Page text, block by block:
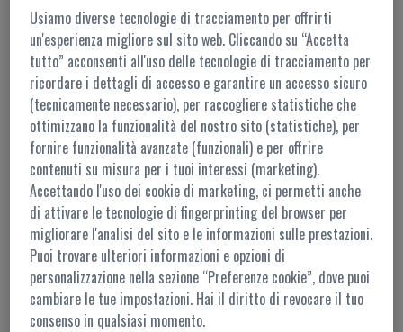
ACCESSO AL PORTALE
I contenuti di questo portale sono accessibili ai soli utenti registrati.
L'accesso è possibile tramiteMyZEISS
Per ulteriori informazioni,contattaci
Accesso amministrazione
Usiamo diverse tecnologie di tracciamento per offrirti
un'esperienza migliore sul sito web. Cliccando su “Accetta
tutto” acconsenti all'uso delle tecnologie di tracciamento per
ricordare i dettagli di accesso e garantire un accesso sicuro
(tecnicamente necessario), per raccogliere statistiche che
ottimizzano la funzionalità del nostro sito (statistiche), per
fornire funzionalità avanzate (funzionali) e per offrire
contenuti su misura per i tuoi interessi (marketing).
Accettando l'uso dei cookie di marketing, ci permetti anche
di attivare le tecnologie di fingerprinting del browser per
migliorare l'analisi del sito e le informazioni sulle prestazioni.
Puoi trovare ulteriori informazioni e opzioni di
personalizzazione nella sezione “Preferenze cookie”, dove puoi
cambiare le tue impostazioni. Hai il diritto di revocare il tuo
consenso in qualsiasi momento.